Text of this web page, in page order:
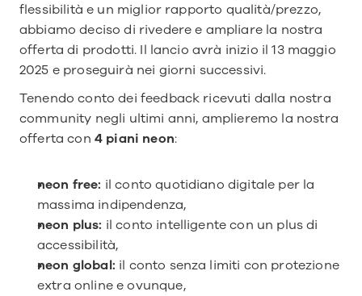
flessibilità e un miglior rapporto qualità/prezzo,
abbiamo deciso di rivedere e ampliare la nostra
offerta di prodotti. Il lancio avrà inizio il 13 maggio
2025 e proseguirà nei giorni successivi.
Tenendo conto dei feedback ricevuti dalla nostra
community negli ultimi anni, amplieremo la nostra
offerta con 4 piani neon:
neon free: il conto quotidiano digitale per la
massima indipendenza,
neon plus: il conto intelligente con un plus di
accessibilità,
neon global: il conto senza limiti con protezione
extra online e ovunque,